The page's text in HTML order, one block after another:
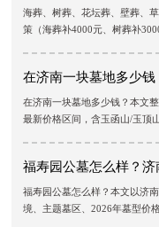
海葬、树葬、花坛葬、壁葬、
策（海葬补4000元、树葬补
在济南一块墓地多少钱？本文
最新价格区间，含玉函山/玉顶
福寿园公墓怎么样？本文以济
境、主题墓区、2026年墓型价